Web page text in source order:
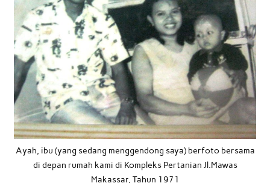
Ayah, ibu (yang sedang menggendong saya) berfoto bersama
di depan rumah kami di Kompleks Pertanian Jl.Mawas
Makassar, Tahun 1971